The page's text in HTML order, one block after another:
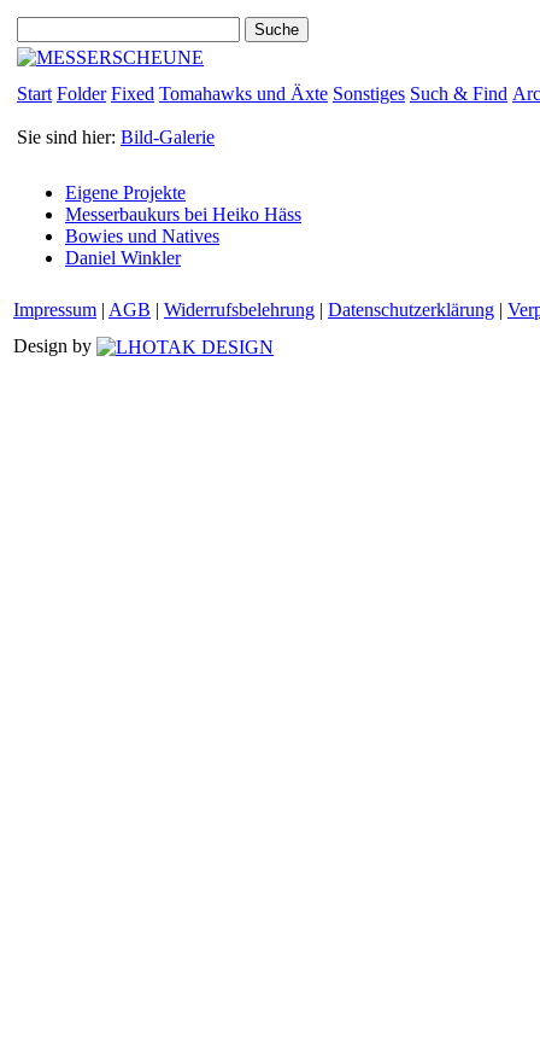
Start Folder Fixed Tomahawks und Äxte Sonstiges Such & Find
Sie sind hier: Bild-Galerie
Eigene Projekte
Messerbaukurs bei Heiko Häss
Bowies und Natives
Daniel Winkler
Impressum | AGB | Widerrufsbelehrung | Datenschutzerklärung |
Design by